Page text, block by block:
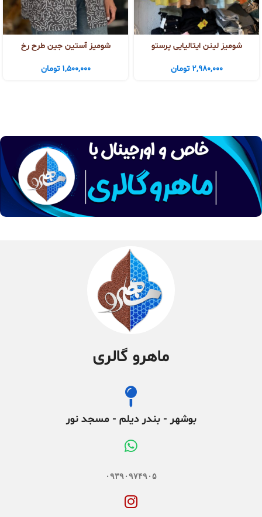
شومیز لینن ایتالیایی پرستو
2,980,000 تومان
شومیز آستین جین طرح رخ
1,500,000 تومان
ماهرو گالری
بوشهر - بندر دیلم - مسجد نور
۰۹۳۹۰۹۷۴۹۰۵